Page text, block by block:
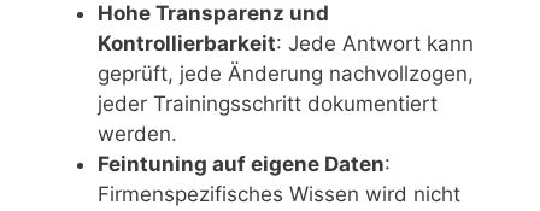
Hohe Transparenz und
Kontrollierbarkeit: Jede Antwort kann
geprüft, jede Änderung nachvollzogen,
jeder Trainingsschritt dokumentiert
werden.
Feintuning auf eigene Daten:
Firmenspezifisches Wissen wird nicht